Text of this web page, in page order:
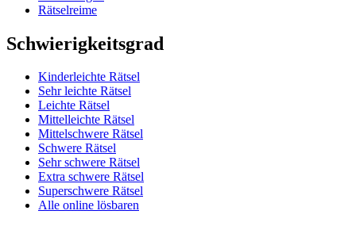
Rätselreime
Schwierigkeitsgrad
Kinderleichte Rätsel
Sehr leichte Rätsel
Leichte Rätsel
Mittelleichte Rätsel
Mittelschwere Rätsel
Schwere Rätsel
Sehr schwere Rätsel
Extra schwere Rätsel
Superschwere Rätsel
Alle online lösbaren